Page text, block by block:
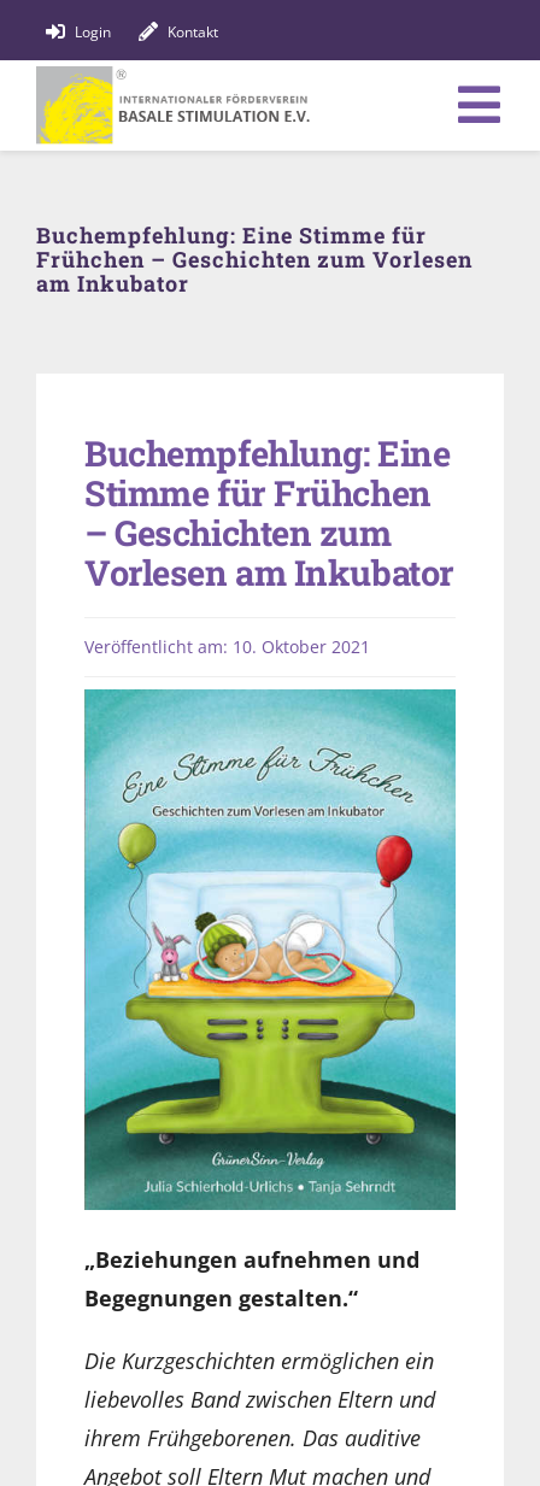
Inhalt
springen
Login Kontakt
Bildung
Buchempfehlung: Eine Stimme für
Frühchen – Geschichten zum Vorlesen
am Inkubator
Buchempfehlung: Eine
Stimme für Frühchen
– Geschichten zum
Vorlesen am Inkubator
Veröffentlicht am: 10. Oktober 2021
„Beziehungen aufnehmen und
Begegnungen gestalten.“
Die Kurzgeschichten ermöglichen ein
liebevolles Band zwischen Eltern und
ihrem Frühgeborenen. Das auditive
Angebot soll Eltern Mutmachen und